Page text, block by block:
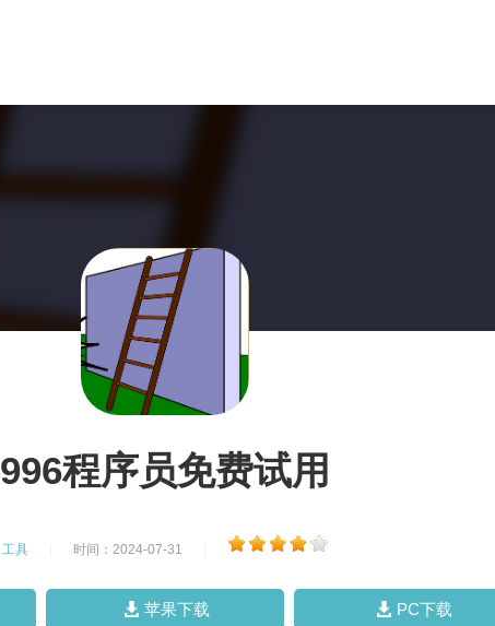
996程序员免费试用
工具 时间：2024-07-31
苹果下载 PC下载